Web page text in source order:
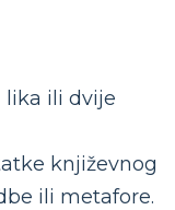
lika ili dvije
književnog
ili metafore.